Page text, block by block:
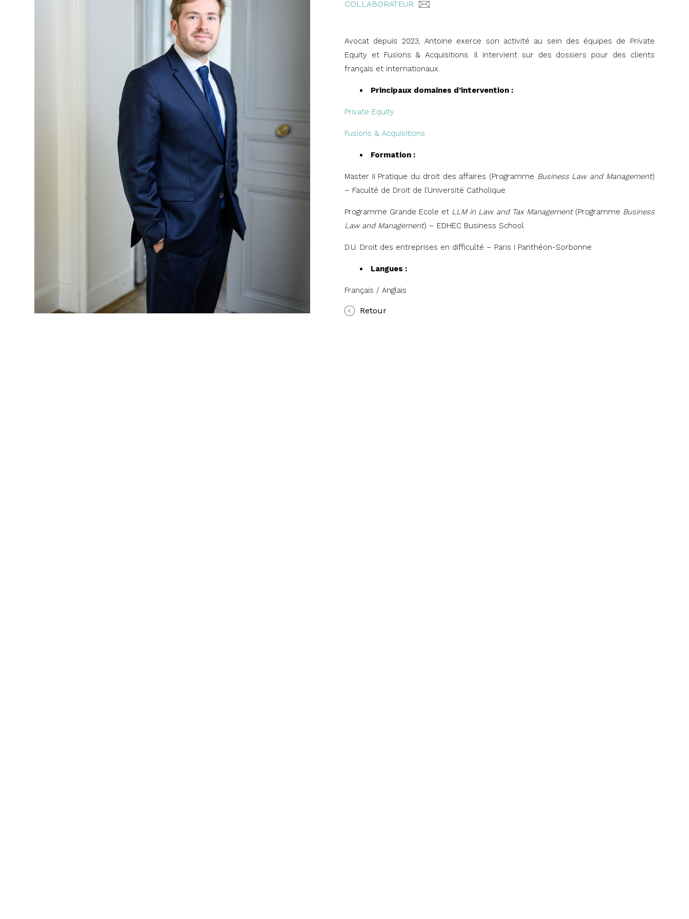
COLLABORATEUR
Avocat depuis 2023, Antoine exerce son activité au sein des équipes de Private
Equity et Fusions & Acquisitions. Il intervient sur des dossiers pour des clients
français et internationaux.
Principaux domaines d’intervention :
Private Equity
Fusions & Acquisitions
Formation :
Master II Pratique du droit des affaires (Programme Business Law and Management)
– Faculté de Droit de l’Université Catholique
Programme Grande Ecole et LLM in Law and Tax Management(Programme Business
Law and Management) – EDHEC Business School
D.U. Droit des entreprises en difficulté – Paris I Panthéon-Sorbonne
Langues :
Français / Anglais
Retour